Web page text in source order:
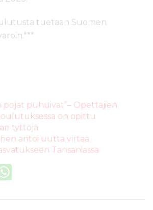
tuetaan Suomen
pojat puhuivat”– Opettajien
on opittu
tyttöjä
antoi uutta virtaa
Tansaniassa